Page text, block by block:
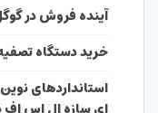
آینده فروش در
خرید دستگاه
استانداردهای